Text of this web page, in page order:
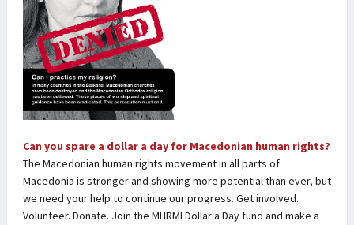
Can you spare a dollar a day for Macedonian human rights?
The Macedonian human rights movement in all parts of
Macedonia is stronger and showing more potential than ever, but
we need your help to continue our progress. Get involved.
Volunteer. Donate. Join the MHRMI Dollar a Day fund and make a